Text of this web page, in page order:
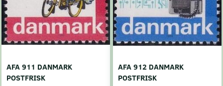
AFA 911 DANMARK
POSTFRISK
AFA 912 DANMARK
POSTFRISK